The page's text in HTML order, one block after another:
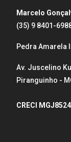
Marcelo
(35) 9 8401-
Pedra Amarela
Av. Juscelino
Piranguinho -
CRECI MGJ8524